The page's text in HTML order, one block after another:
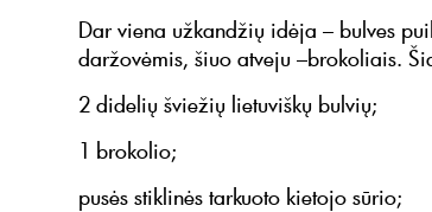
Dar viena užkandžių idėja – bulves
daržovėmis, šiuo atveju –brokoliais.
2 didelių šviežių lietuviškų bulvių;
1 brokolio;
pusės stiklinės tarkuoto kietojo sūrio;